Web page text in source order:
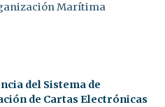
Marítima
del Sistema de
de Cartas Electrónicas